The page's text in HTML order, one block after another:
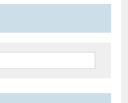
p er